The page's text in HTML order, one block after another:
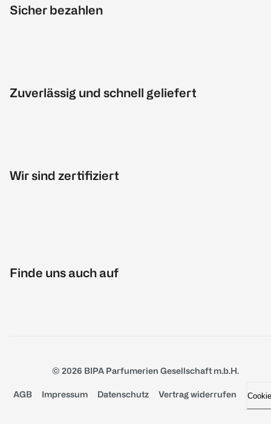
Sicher bezahlen
Zuverlässig und schnell geliefert
Wir sind zertifiziert
Finde uns auch auf
© 2026 BIPA Parfumerien Gesellschaft m.b.H.
AGB Impressum Datenschutz Vertrag widerrufen